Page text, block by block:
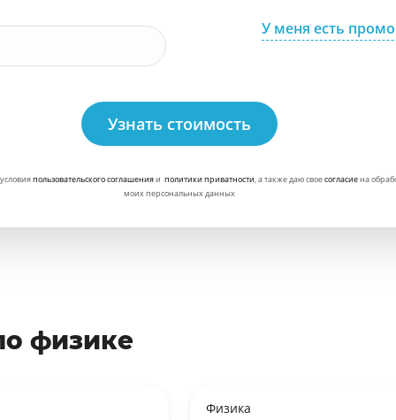
У меня есть
Узнать стоимость
пользовательского соглашенияи политики приватности, а также даю своесогласиена
моих персональных данных
физике
Физика